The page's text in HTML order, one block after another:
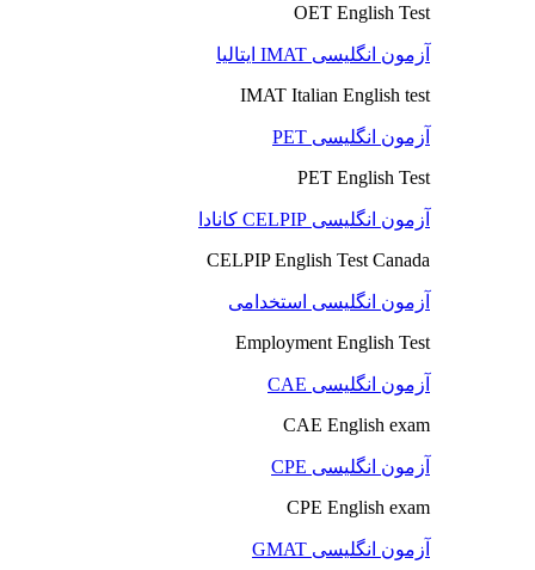
OET English Test
آزمون انگلیسی IMAT ایتالیا
IMAT Italian English test
آزمون انگلیسی PET
PET English Test
آزمون انگلیسی CELPIP کانادا
CELPIP English Test Canada
آزمون انگلیسی استخدامی
Employment English Test
آزمون انگلیسی CAE
CAE English exam
آزمون انگلیسی CPE
CPE English exam
آزمون انگلیسی GMAT